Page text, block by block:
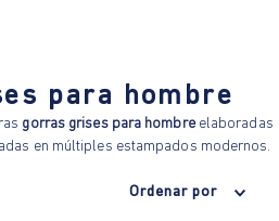
para hombre
gorras grises para hombreelaboradas
en múltiples estampados modernos.
Ordenar por